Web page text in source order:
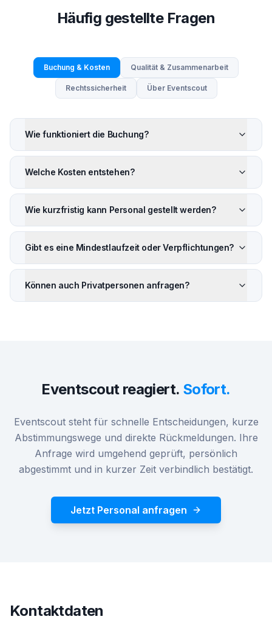
Häufig gestellte Fragen
Buchung & Kosten Qualität & Zusammenarbeit
Rechtssicherheit Über Eventscout
Wie funktioniert die Buchung?
Welche Kosten entstehen?
Wie kurzfristig kann Personal gestellt werden?
Gibt es eine Mindestlaufzeit oder Verpflichtungen?
Können auch Privatpersonen anfragen?
Eventscout reagiert. Sofort.
Eventscout steht für schnelle Entscheidungen, kurze
Abstimmungswege und direkte Rückmeldungen. Ihre
Anfrage wird umgehend geprüft, persönlich
abgestimmt und in kurzer Zeit verbindlich bestätigt.
Jetzt Personal anfragen
Kontaktdaten